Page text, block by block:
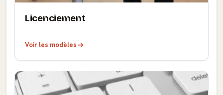
Licenciement
Voir les modèles